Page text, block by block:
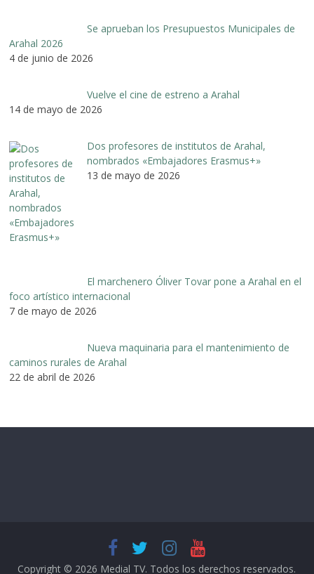
Se aprueban los Presupuestos Municipales de
Arahal 2026
4 de junio de 2026
Vuelve el cine de estreno a Arahal
14 de mayo de 2026
Dos profesores de institutos de Arahal,
nombrados «Embajadores Erasmus+»
13 de mayo de 2026
El marchenero Óliver Tovar pone a Arahal en el
foco artístico internacional
7 de mayo de 2026
Nueva maquinaria para el mantenimiento de
caminos rurales de Arahal
22 de abril de 2026
Copyright © 2026 Medial TV. Todos los derechos reservados.